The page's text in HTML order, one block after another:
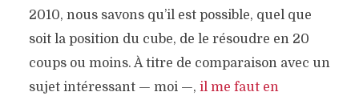
2010, nous savons qu’il est possible, quel que
soit la position du cube, de le résoudre en 20
coups ou moins. À titre de comparaison avec un
sujet intéressant — moi —, il me faut en